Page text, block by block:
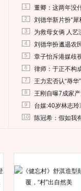
1 董卿：这两年没
2 刘德华新片扮“犀
3 为救母女俩 人艺
4 刘德华扮邋遢农
5 章子怡斥港媒歧
6 律师：于正不构
7 王力宏否认“辱
8 王刚自曝7成家
9 台媒:40岁林志
10 陈冠希：假如我